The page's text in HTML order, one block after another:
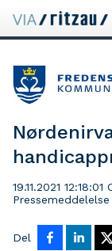
19.11.2021 12:18:01
Pressemeddelelse
Del